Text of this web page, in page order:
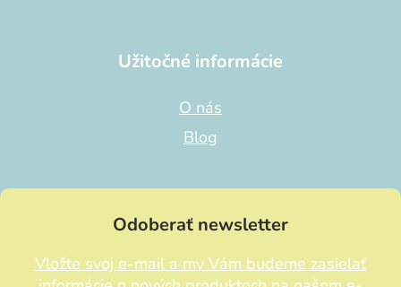
Užitočné informácie
O nás
Blog
Odoberať newsletter
Vložte svoj e-mail a my Vám budeme zasielať